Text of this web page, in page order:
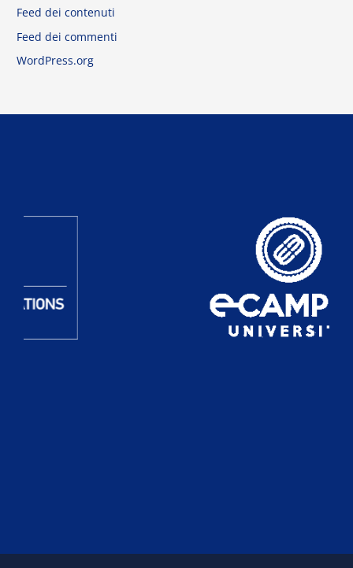
Feed dei contenuti
Feed dei commenti
WordPress.org